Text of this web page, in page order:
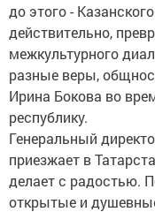
до этого -
действительно,
межкультурного
разные веры,
Ирина Бокова во
республику.
Генеральный
приезжает в
делает с радостью.
открытые и